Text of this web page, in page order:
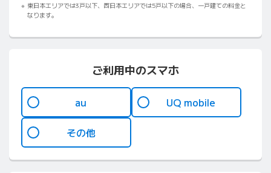
東⽇本エリアでは3⼾以下、⻄⽇本エリアでは5⼾以下の場合、⼀⼾建ての料⾦と
なります。
ご利用中のスマホ
au UQ mobile
その他